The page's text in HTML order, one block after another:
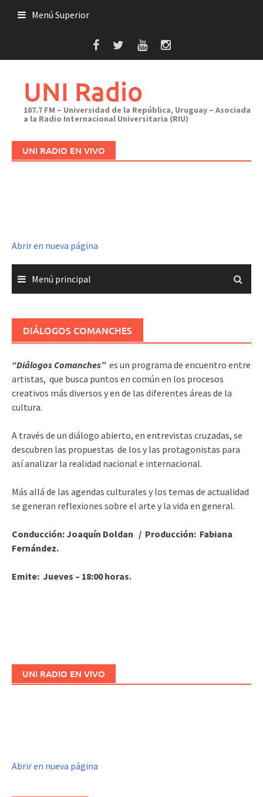
Menú Superior
UNI Radio
107.7 FM – Universidad de la República, Uruguay – Asociada
a la Radio Internacional Universitaria (RIU)
UNI RADIO EN VIVO
Abrir en nueva página
Menú principal
DIÁLOGOS COMANCHES
“Diálogos Comanches”es un programa de encuentro entre
artistas, que busca puntos en común en los procesos
creativos más diversos y en de las diferentes áreas de la
cultura.
A través de un diálogo abierto, en entrevistas cruzadas, se
descubren las propuestas de los y las protagonistas para
así analizar la realidad nacional e internacional.
Más allá de las agendas culturales y los temas de actualidad
se generan reflexiones sobre el arte y la vida en general.
Conducción: Joaquín Doldan / Producción: Fabiana
Fernández.
Emite: Jueves – 18:00 horas.
UNI RADIO EN VIVO
Abrir en nueva página